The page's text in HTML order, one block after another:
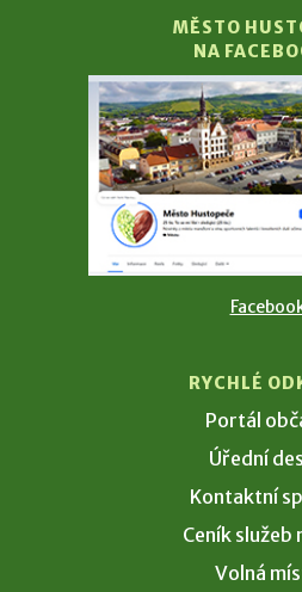
MĚSTO
NA
RYCHLÉ
Portál
Úřední
Kontaktní
Ceník služeb
Volná